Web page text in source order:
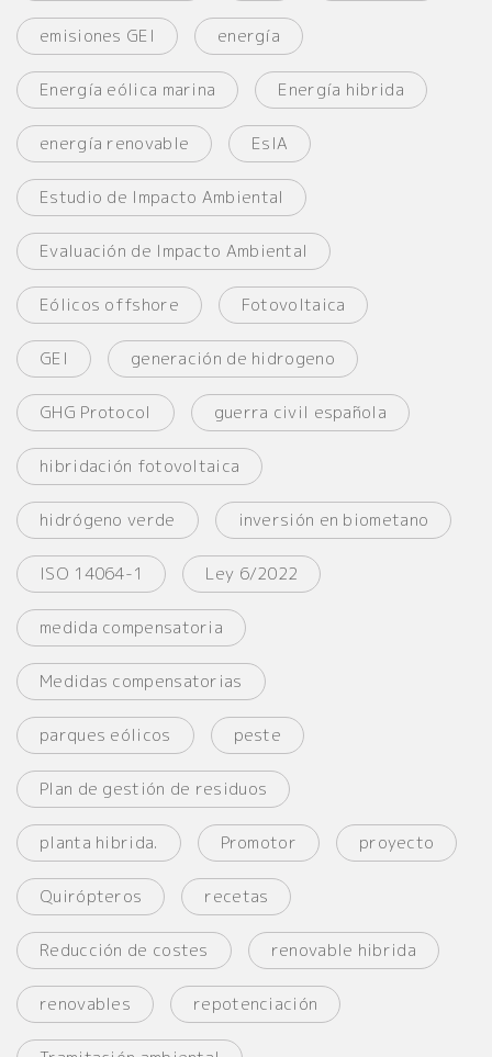
emisiones GEI energía
Energía eólica marina Energía hibrida
energía renovable EsIA
Estudio de Impacto Ambiental
Evaluación de Impacto Ambiental
Eólicos offshore Fotovoltaica
GEI generación de hidrogeno
GHG Protocol guerra civil española
hibridación fotovoltaica
hidrógeno verde inversión en biometano
ISO 14064-1 Ley 6/2022
medida compensatoria
Medidas compensatorias
parques eólicos peste
Plan de gestión de residuos
planta hibrida. Promotor proyecto
Quirópteros recetas
Reducción de costes renovable hibrida
renovables repotenciación